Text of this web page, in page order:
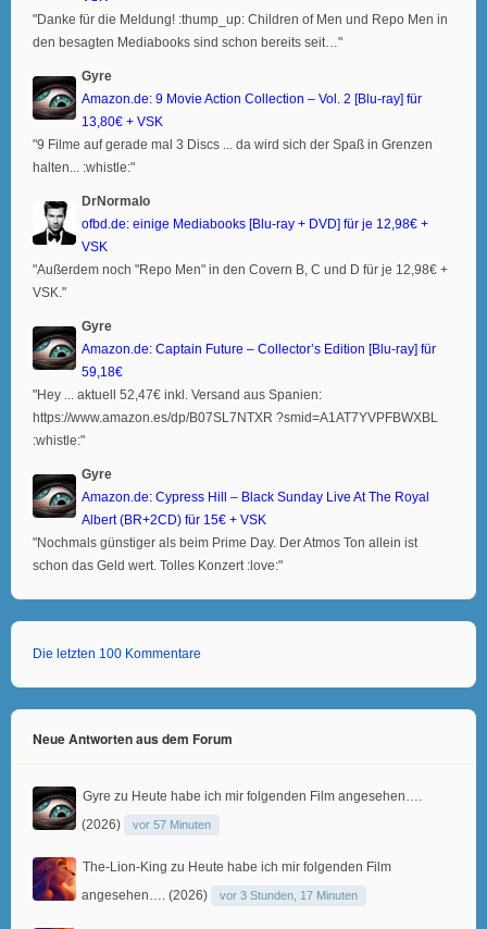
"Danke für die Meldung! :thump_up: Children of Men und Repo Men in
den besagten Mediabooks sind schon bereits seit…"
Gyre
Amazon.de: 9 Movie Action Collection – Vol. 2 [Blu-ray] für
13,80€ + VSK
"9 Filme auf gerade mal 3 Discs ... da wird sich der Spaß in Grenzen
halten... :whistle:"
DrNormalo
ofbd.de: einige Mediabooks [Blu-ray + DVD] für je 12,98€ +
VSK
"Außerdem noch "Repo Men" in den Covern B, C und D für je 12,98€ +
VSK."
Gyre
Amazon.de: Captain Future – Collector’s Edition [Blu-ray] für
59,18€
"Hey ... aktuell 52,47€ inkl. Versand aus Spanien:
https://www.amazon.es/dp/B07SL7NTXR ?smid=A1AT7YVPFBWXBL
:whistle:"
Gyre
Amazon.de: Cypress Hill – Black Sunday Live At The Royal
Albert (BR+2CD) für 15€ + VSK
"Nochmals günstiger als beim Prime Day. Der Atmos Ton allein ist
schon das Geld wert. Tolles Konzert :love:"
Die letzten 100 Kommentare
Neue Antworten aus dem Forum
Gyre zu Heute habe ich mir folgenden Film angesehen….
(2026)
vor 57 Minuten
The-Lion-King zu Heute habe ich mir folgenden Film
angesehen…. (2026)
vor 3 Stunden, 17 Minuten